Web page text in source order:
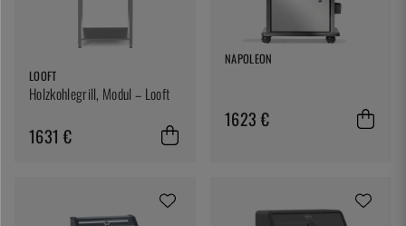
LOOFT
Holzkohlegrill, Modul – Looft
1631 €
NAPOLEON
1623 €